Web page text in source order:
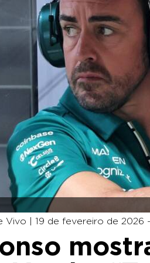
Vivo | 19 de fevereiro de 2026 -